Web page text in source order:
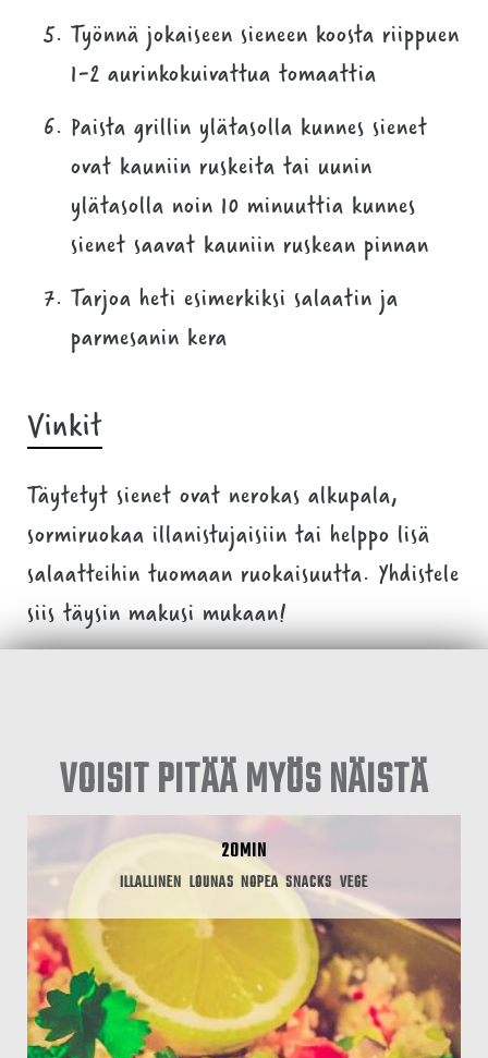
Työnnä jokaiseen sieneen koosta riippuen
1-2 aurinkokuivattua tomaattia
Paista grillin ylätasolla kunnes sienet
ovat kauniin ruskeita tai uunin
ylätasolla noin 10 minuuttia kunnes
sienet saavat kauniin ruskean pinnan
Tarjoa heti esimerkiksi salaatin ja
parmesanin kera
Vinkit
Täytetyt sienet ovat nerokas alkupala,
sormiruokaa illanistujaisiin tai helppo lisä
salaatteihin tuomaan ruokaisuutta. Yhdistele
siis täysin makusi mukaan!
VOISIT PITÄÄ MYÖS NÄISTÄ
20MIN
ILLALLINEN LOUNAS NOPEA SNACKS VEGE